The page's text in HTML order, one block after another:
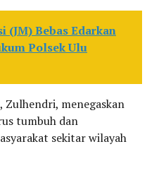
(JM) Bebas Edarkan
Polsek Ulu
menegaskan
tumbuh dan
sekitar wilayah